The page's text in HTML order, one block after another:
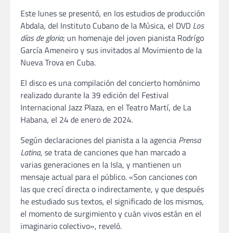
Este lunes se presentó, en los estudios de producción
Abdala, del Instituto Cubano de la Música, el DVD Los
días de gloria; un homenaje del joven pianista Rodrígo
García Ameneiro y sus invitados al Movimiento de la
Nueva Trova en Cuba.
El disco es una compilación del concierto homónimo
realizado durante la 39 edición del Festival
Internacional Jazz Plaza, en el Teatro Martí, de La
Habana, el 24 de enero de 2024.
Según declaraciones del pianista a la agencia Prensa
Latina, se trata de canciones que han marcado a
varias generaciones en la Isla, y mantienen un
mensaje actual para el público. «Son canciones con
las que crecí directa o indirectamente, y que después
he estudiado sus textos, el significado de los mismos,
el momento de surgimiento y cuán vivos están en el
imaginario colectivo», reveló.